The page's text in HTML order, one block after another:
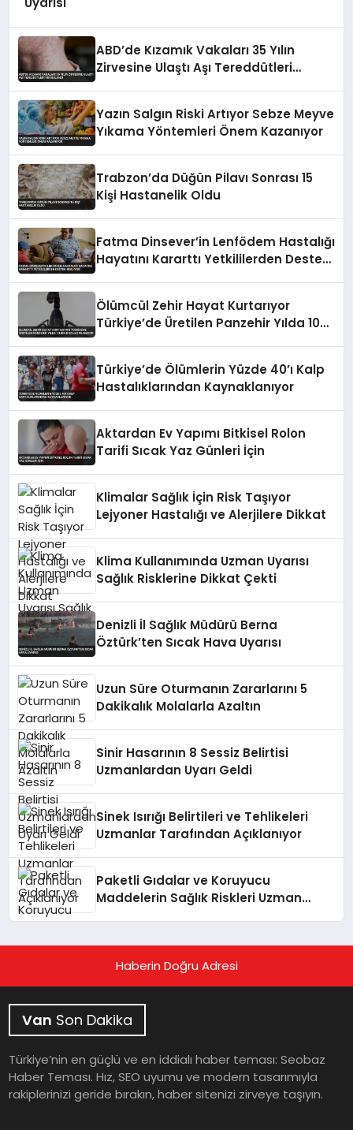
ABD’de Kızamık Vakaları 35 Yılın
Zirvesine Ulaştı Aşı Tereddütleri
Yazın Salgın Riski Artıyor Sebze Meyve
Yıkama Yöntemleri Önem Kazanıyor
Trabzon’da Düğün Pilavı Sonrası 15
Kişi Hastanelik Oldu
Fatma Dinsever’in Lenfödem Hastalığı
Hayatını Kararttı Yetkililerden Destek
Ölümcül Zehir Hayat Kurtarıyor
Türkiye’de Üretilen Panzehir Yılda 10
Türkiye’de Ölümlerin Yüzde 40’ı Kalp
Hastalıklarından Kaynaklanıyor
Aktardan Ev Yapımı Bitkisel Rolon
Tarifi Sıcak Yaz Günleri İçin
Klimalar Sağlık İçin Risk Taşıyor
Lejyoner Hastalığı ve Alerjilere Dikkat
Klima Kullanımında Uzman Uyarısı
Sağlık Risklerine Dikkat Çekti
Denizli İl Sağlık Müdürü Berna
Öztürk’ten Sıcak Hava Uyarısı
Uzun Süre Oturmanın Zararlarını 5
Dakikalık Molalarla Azaltın
Sinir Hasarının 8 Sessiz Belirtisi
Uzmanlardan Uyarı Geldi
Sinek Isırığı Belirtileri ve Tehlikeleri
Uzmanlar Tarafından Açıklanıyor
Paketli Gıdalar ve Koruyucu
Maddelerin Sağlık Riskleri Uzman
Haberin Doğru Adresi
Van Son Dakika
Türkiye’nin en güçlü ve en iddialı haber teması: Seobaz
Haber Teması. Hız, SEO uyumu ve modern tasarımıyla
rakiplerinizi geride bırakın, haber sitenizi zirveye taşıyın.